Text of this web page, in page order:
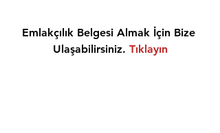
Emlakçılık Belgesi Almak İçin Bize
Ulaşabilirsiniz. Tıklayın